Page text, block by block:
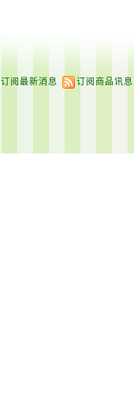
订阅最新消息 订阅商品讯息